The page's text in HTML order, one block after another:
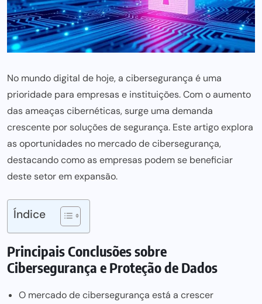
No mundo digital de hoje, a cibersegurança é uma
prioridade para empresas e instituições. Com o aumento
das ameaças cibernéticas, surge uma demanda
crescente por soluções de segurança. Este artigo explora
as oportunidades no mercado de cibersegurança,
destacando como as empresas podem se beneficiar
deste setor em expansão.
Índice
Principais Conclusões sobre
Cibersegurança e Proteção de Dados
O mercado de cibersegurança está a crescer